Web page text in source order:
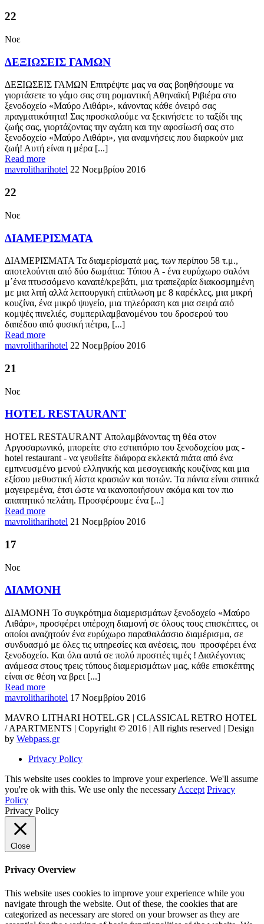
22
Νοε
ΔΕΞΙΩΣΕΙΣ ΓΑΜΩΝ
ΔΕΞΙΩΣΕΙΣ ΓΑΜΩΝ Επιτρέψτε μας να σας βοηθήσουμε να
γιορτάσετε το γάμο σας στη ρομαντική Αθηναϊκή Ριβιέρα στο
ξενοδοχείο «Μαύρο Λιθάρι», κάνοντας κάθε όνειρό σας
πραγματικότητα! Σας προσκαλούμε να ξεκινήσετε το ταξίδι της
ζωής σας, γιορτάζοντας την αγάπη και την αφοσίωσή σας στο
ξενοδοχείο «Μαύρο Λιθάρι», για αναμνήσεις που διαρκούν μια
ζωή! Αυτή είναι η μέρα [...]
Read more
mavrolitharihotel 22 Νοεμβρίου 2016
22
Νοε
ΔΙΑΜΕΡΙΣΜΑΤΑ
ΔΙΑΜΕΡΙΣΜΑΤΑ Τα διαμερίσματά μας, των περίπου 58 τ.μ.,
αποτελούνται από δύο δωμάτια: Τύπου Α - ένα ευρύχωρο σαλόνι
μ΄ένα πτυσσόμενο καναπέ/κρεβάτι, μια τραπεζαρία διακοσμημένη
με μια λιτή αλλά λειτουργική επίπλωση με 8 καρέκλες, μια μικρή
κουζίνα, ένα μικρό ψυγείο, μια τηλεόραση και μια σειρά από
κομψές πινελιές, συμπεριλαμβανομένου του δροσερού του
δαπέδου από φυσική πέτρα, [...]
Read more
mavrolitharihotel 22 Νοεμβρίου 2016
21
Νοε
HOTEL RESTAURANT
HOTEL RESTAURANT Απολαμβάνοντας τη θέα στον
Αργοσαρωνικό, μπορείτε στο εστιατόριο του ξενοδοχείου μας -
hotel restaurant - να γευθείτε διάφορα εκλεκτά πιάτα από ένα
εμπνευσμένο μενού ελληνικής και μεσογειακής κουζίνας και μια
εξίσου μεθυστική λίστα κρασιών και ποτών. Τα πάντα είναι σπιτικά
μαγειρεμένα, έτσι ώστε να ικανοποιήσουν ακόμα και τον πιο
απαιτητικό πελάτη. Προσφέρουμε ένα [...]
Read more
mavrolitharihotel 21 Νοεμβρίου 2016
17
Νοε
ΔΙΑΜΟΝΗ
ΔΙΑΜΟΝΗ Το συγκρότημα διαμερισμάτων ξενοδοχείο «Μαύρο
Λιθάρι», προσφέρει υπέροχη διαμονή σε όλους τους επισκέπτες, οι
οποίοι αναζητούν ένα ευρύχωρο παραθαλάσσιο διαμέρισμα, σε
συνδυασμό με όλες τις υπηρεσίες και ανέσεις, που προσφέρει ένα
ξενοδοχείο. Και όλα αυτά σε πολύ προσιτές τιμές ! Διαλέγοντας
ανάμεσα στους τρεις τύπους διαμερισμάτων μας, κάθε επισκέπτης
είναι σε θέση να βρει [...]
Read more
mavrolitharihotel 17 Νοεμβρίου 2016
MAVRO LITHARI HOTEL.GR | CLASSICAL RETRO HOTEL
/ APARTMENTS | Copyright © 2016 | All rights reserved | Design
by Webpass.gr
Privacy Policy
This website uses cookies to improve your experience. We'll assume
you're ok with this. We use only the necessary Accept Privacy
Policy
Privacy Policy
Close
Privacy Overview
This website uses cookies to improve your experience while you
navigate through the website. Out of these, the cookies that are
categorized as necessary are stored on your browser as they are